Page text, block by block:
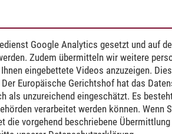
Google Analytics gesetzt und auf
Zudem übermitteln wir weitere
eingebettete Videos anzuzeigen.
Europäische Gerichtshof hat das
als unzureichend eingeschätzt. Es
verarbeitet werden können. Wenn
die vorgehend beschriebene